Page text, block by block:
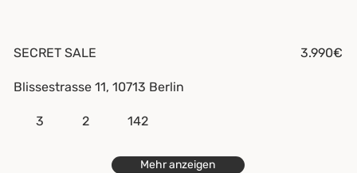
SECRET SALE 3.990€
Blissestrasse 11, 10713 Berlin
3 2 142
Mehr anzeigen